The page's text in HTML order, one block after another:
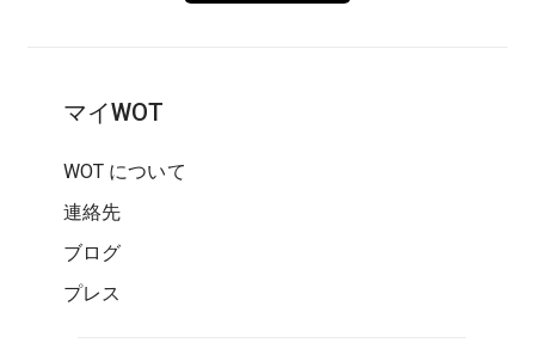
マイWOT
WOT について
連絡先
ブログ
プレス